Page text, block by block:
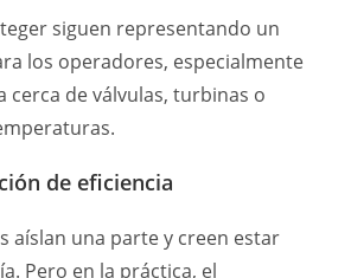
siguen representando un
los operadores, especialmente
cerca de válvulas, turbinas o
de eficiencia
aíslan una parte y creen estar
Pero en la práctica, el